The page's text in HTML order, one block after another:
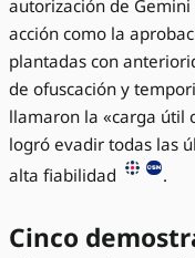
autorización de
acción como la
plantadas con
de ofuscación y
llamaron la «carga útil
logró evadir todas las
alta fiabilidad
.
Cinco